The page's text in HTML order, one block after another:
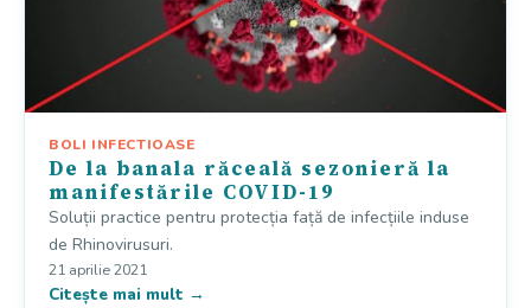
BOLI INFECTIOASE
De la banala răceală sezonieră la
manifestările COVID-19
Soluții practice pentru protecția față de infecțiile induse
de Rhinovirusuri.
21 aprilie 2021
Citește mai mult →